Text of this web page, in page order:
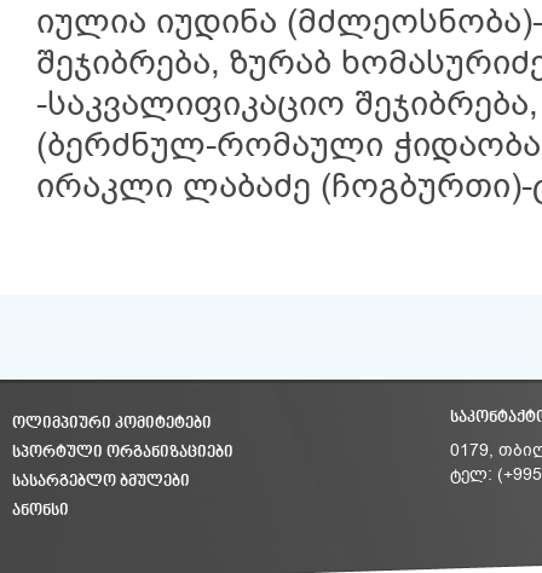
იულია იუდინა
შეჯიბრება, ზურაბ
-საკვალიფიკაციო
(ბერძნულ-რომაული
ირაკლი ლაბაძე (ჩოგბურთი)-
ᲝᲚᲘᲛᲞᲘᲣᲠᲘ ᲙᲝᲛᲘᲢᲔᲢᲔᲑᲘ
ᲡᲞᲝᲠᲢᲣᲚᲘ ᲝᲠᲒᲐᲜᲘᲖᲐᲪᲘᲔᲑᲘ
ᲡᲐᲡᲐᲠᲒᲔᲑᲚᲝ ᲑᲛᲣᲚᲔᲑᲘ
ᲐᲜᲝᲜᲡᲘ
0179,
ტელ: (+995